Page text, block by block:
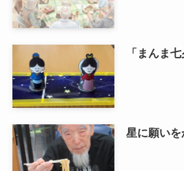
「まんま七
星に願い